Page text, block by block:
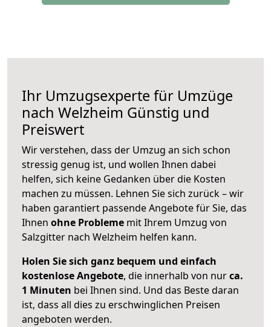
Ihr Umzugsexperte für Umzüge
nach Welzheim Günstig und
Preiswert
Wir verstehen, dass der Umzug an sich schon
stressig genug ist, und wollen Ihnen dabei
helfen, sich keine Gedanken über die Kosten
machen zu müssen. Lehnen Sie sich zurück – wir
haben garantiert passende Angebote für Sie, das
Ihnen ohne Probleme mit Ihrem Umzug von
Salzgitter nach Welzheim helfen kann.
Holen Sie sich ganz bequem und einfach
kostenlose Angebote, die innerhalb von nurca.
1 Minuten bei Ihnen sind. Und das Beste daran
ist, dass all dies zu erschwinglichen Preisen
angeboten werden.